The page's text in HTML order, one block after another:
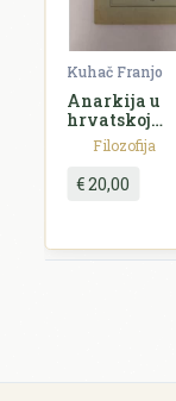
Kuhač Franjo
Anarkija u
hrvatskoj
književnosti i
umjetnosti
Filozofija
€ 20,00